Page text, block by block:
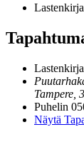
Tampere
Puhelin
Näytä